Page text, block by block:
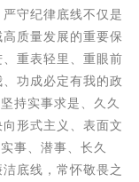
守纪律底线不仅是
质量发展的重要保
重表轻里、重眼前
功成必定有我的政
持实事求是、久久
形式主义、表面文
事、潜事、长久
底线，常怀敬畏之